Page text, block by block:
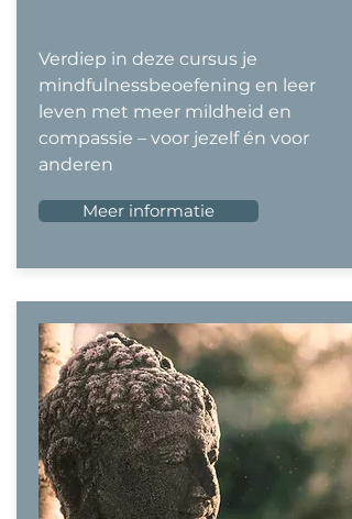
Verdiep in deze cursus je
mindfulnessbeoefening en leer
leven met meer mildheid en
compassie – voor jezelf én voor
anderen
Meer informatie